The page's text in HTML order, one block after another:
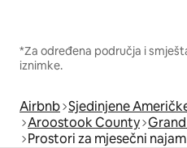
*Za određena područja i
iznimke.
Airbnb Sjedinjene
Aroostook County
Prostori za mjesečni najam